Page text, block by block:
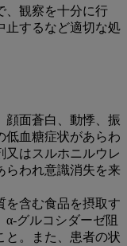
、観察を十分に行
止するなど適切な処
顔面蒼白、動悸、振
低血糖症状があらわ
又はスルホニルウレ
らわれ意識消失を来
を含む食品を摂取す
グルコシダーゼ阻
と。また、患者の状